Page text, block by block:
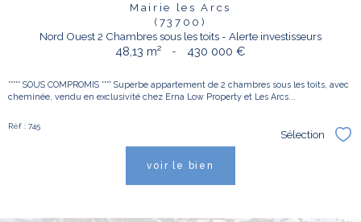
Mairie les Arcs
(73700)
Nord Ouest 2 Chambres sous les toits - Alerte investisseurs
48,13 m² - 430 000 €
***** SOUS COMPROMIS **** Superbe appartement de 2 chambres sous les toits, avec
cheminée, vendu en exclusivité chez Erna Low Property et Les Arcs...
Réf : 745
Sélection
voir le bien